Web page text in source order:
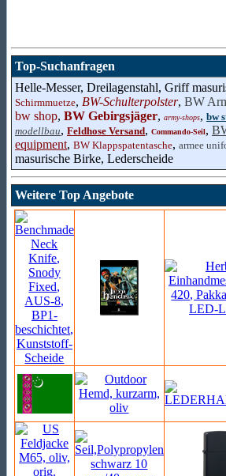
Top-Suchanfragen
Helle-Messer, Dreilagenstahl, Griff
Schirmmuetze, BW-Schulterpolster, BW
bw shop, BW Gebirgsjäger, army-shops, bw
modellbau, Feldhose Versand, Commando-Seil,
equipment, BW Klappspatentasche, armee
masurische Birke, Lederscheide
Weitere Top Angebote